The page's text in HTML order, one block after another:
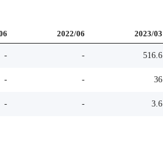
2022/06 2023/03
- - 516.6
- - 36
- - 3.6